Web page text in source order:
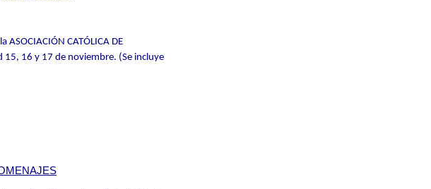
ASOCIACIÓN CATÓLICA DE
15, 16 y 17 de noviembre. (Se incluye